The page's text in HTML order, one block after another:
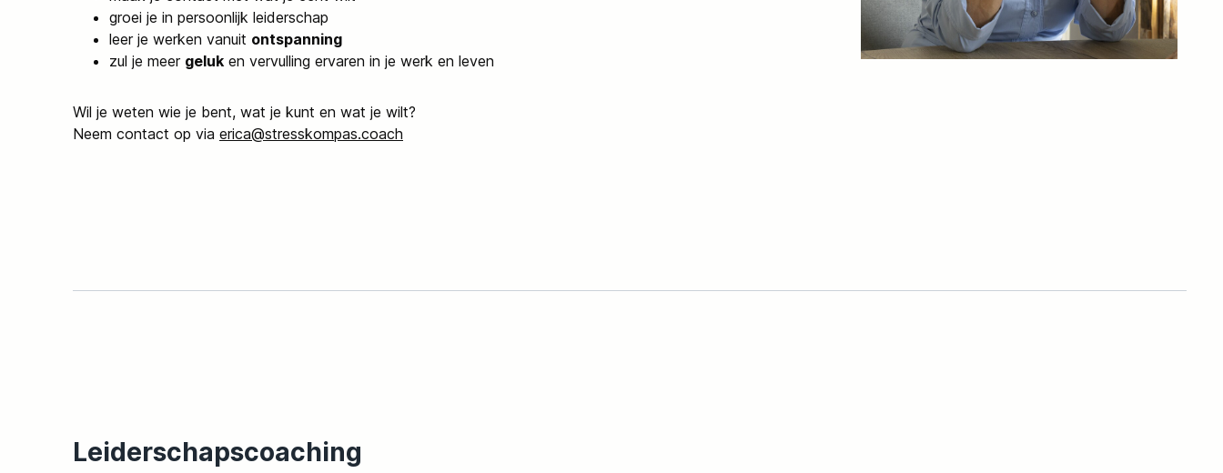
groei je in persoonlijk leiderschap
leer je werken vanuit ontspanning
zul je meer geluk en vervulling ervaren in je werk en leven
Wil je weten wie je bent, wat je kunt en wat je wilt?
Neem contact op via erica@stresskompas.coach
Leiderschapscoaching